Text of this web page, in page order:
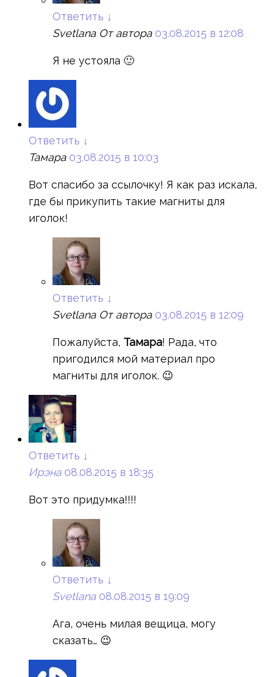
Ответить ↓
Svetlana От автора 03.08.2015 в 12:08
Я не устояла 🙂
Ответить ↓
Тамара 03.08.2015 в 10:03
Вот спасибо за ссылочку! Я как раз искала,
где бы прикупить такие магниты для
иголок!
Ответить ↓
Svetlana От автора 03.08.2015 в 12:09
Пожалуйста, Тамара! Рада, что
пригодился мой материал про
магниты для иголок. 😉
Ответить ↓
Ирэна 08.08.2015 в 18:35
Вот это придумка!!!!
Ответить ↓
Svetlana 08.08.2015 в 19:09
Ага, очень милая вещица, могу
сказать… 😉